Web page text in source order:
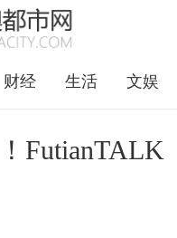
财经 生活 文娱
FutianTALK